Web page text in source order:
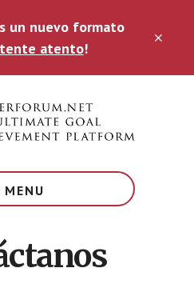
un nuevo formato
atento!
MENU